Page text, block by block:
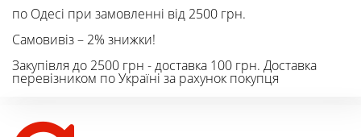
по Одесі при замовленні від 2500 грн.
Самовивіз – 2% знижки!
Закупівля до 2500 грн - доставка 100 грн. Доставка
перевізником по Україні за рахунок покупця